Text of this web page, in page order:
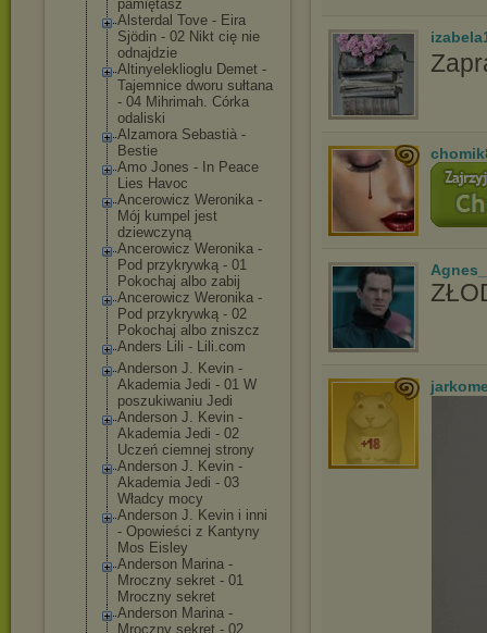
pamiętasz
Alsterdal Tove - Eira
Sjödin - 02 Nikt cię nie
odnajdzie
Altinyelekliog lu Demet -
Tajemnice dworu sułtana
- 04 Mihrimah. Córka
odaliski
Alzamora Sebastià -
Bestie
Amo Jones - In Peace
Lies Havoc
Ancerowicz Weronika -
Mój kumpel jest
dziewczyną
Ancerowicz Weronika -
Pod przykrywką - 01
Pokochaj albo zabij
Ancerowicz Weronika -
Pod przykrywką - 02
Pokochaj albo zniszcz
Anders Lili - Lili.com
Anderson J. Kevin -
Akademia Jedi - 01 W
poszukiwaniu Jedi
Anderson J. Kevin -
Akademia Jedi - 02
Uczeń ciemnej strony
Anderson J. Kevin -
Akademia Jedi - 03
Władcy mocy
Anderson J. Kevin i inni
- Opowieści z Kantyny
Mos Eisley
Anderson Marina -
Mroczny sekret - 01
Mroczny sekret
Anderson Marina -
Mroczny sekret - 02